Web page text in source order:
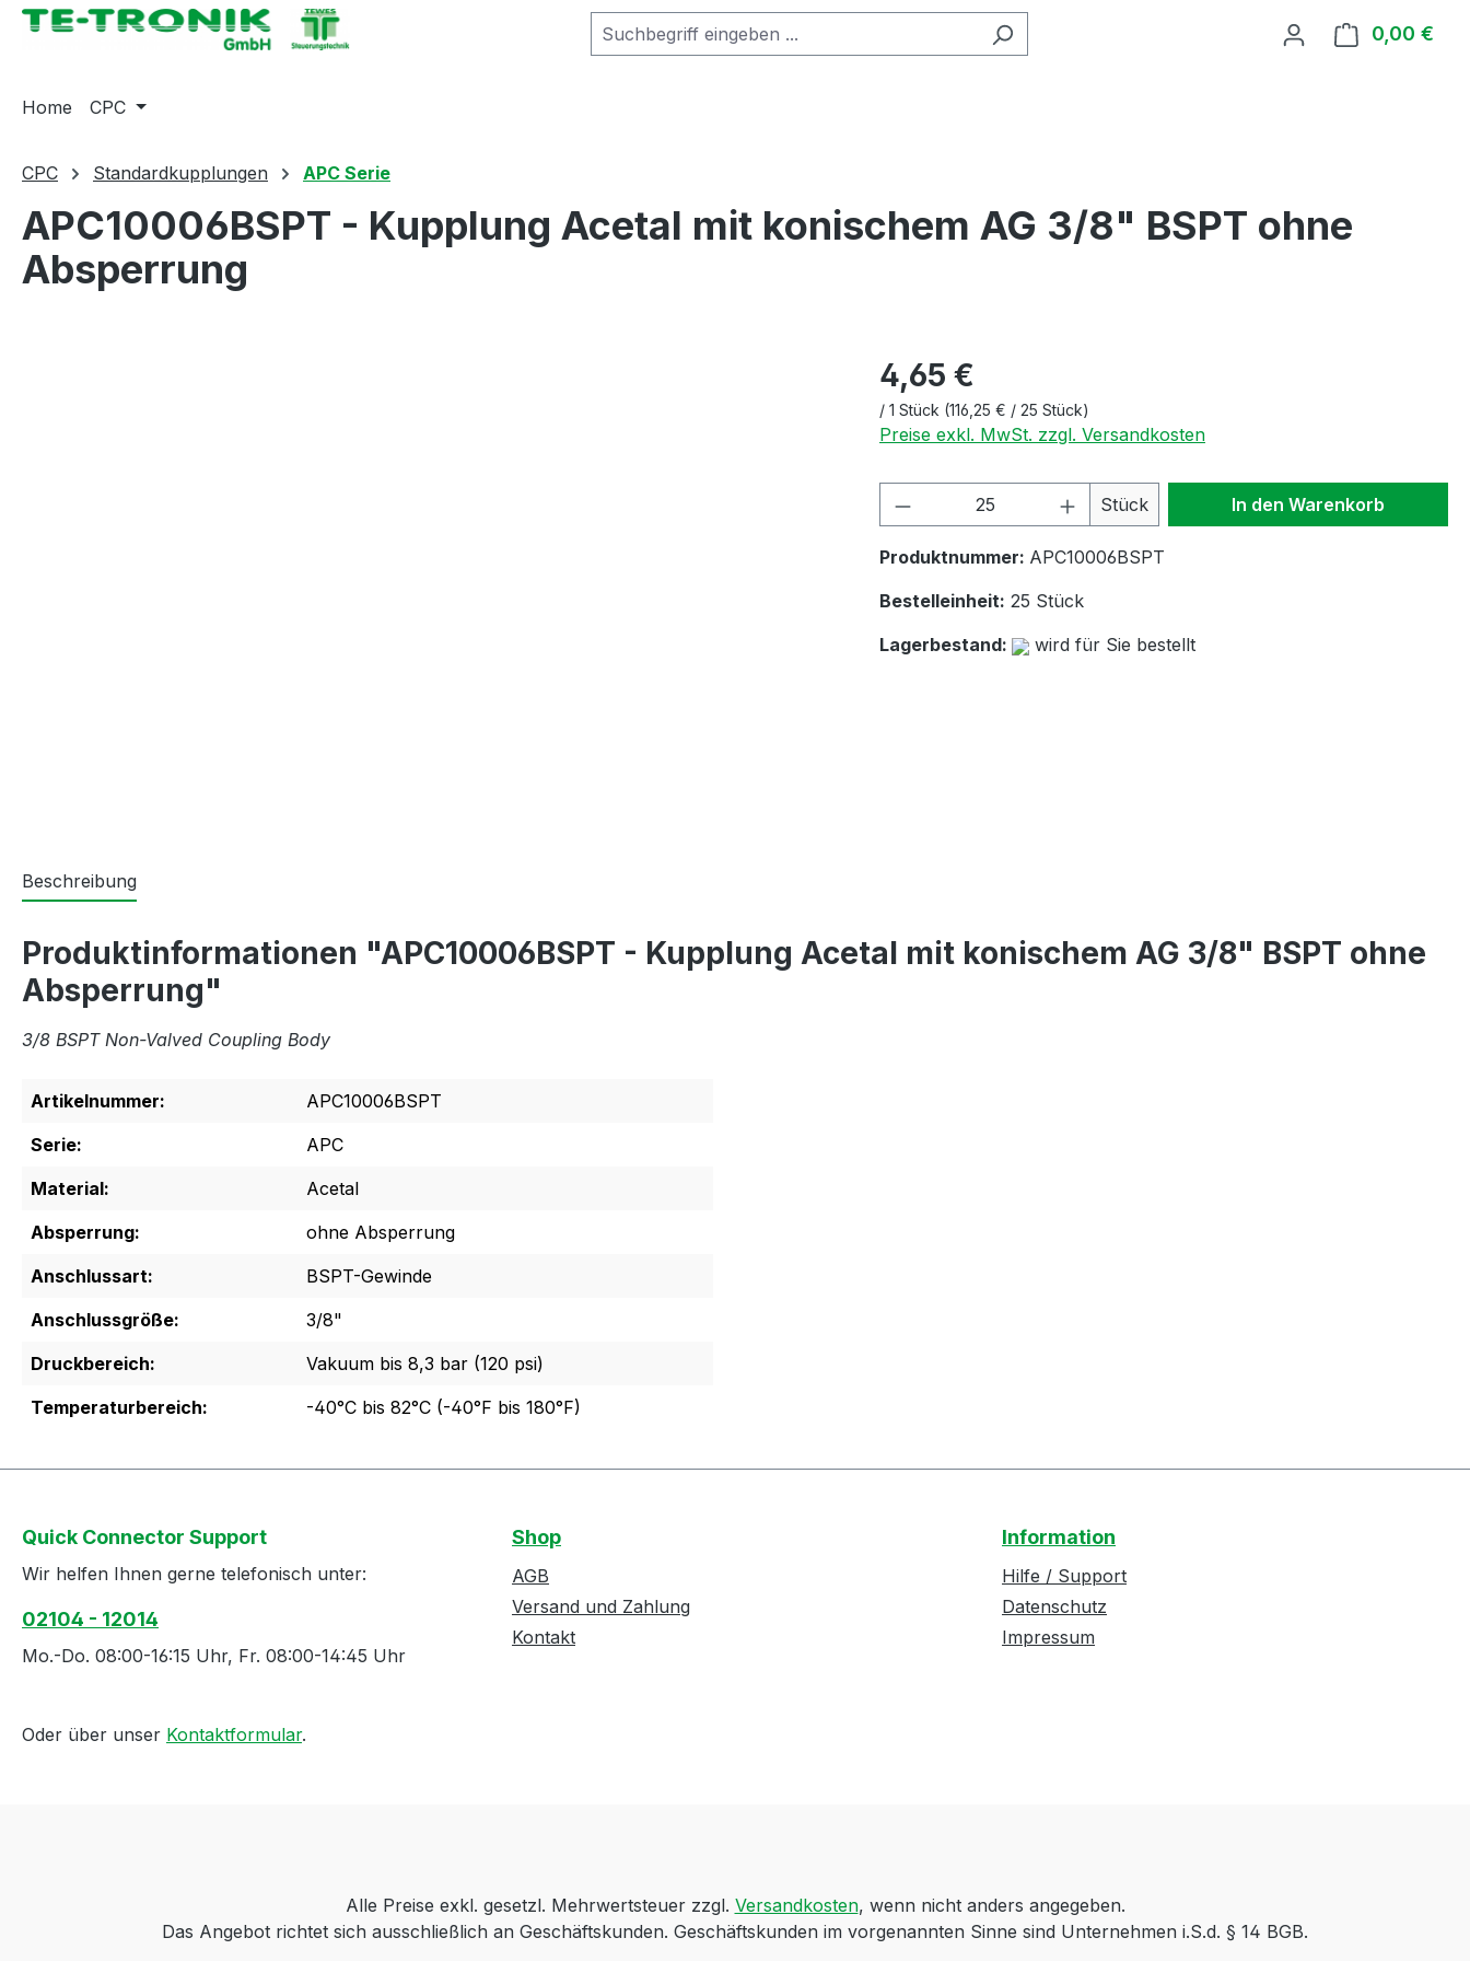
Zur Hauptnavigation springen 0,00 €
Home CPC
CPC Standardkupplungen APC Serie
APC10006BSPT - Kupplung Acetal mit konischem AG 3/8" BSPT ohne
Absperrung
4,65 €
/ 1 Stück (116,25 € / 25 Stück)
Preise exkl. MwSt. zzgl. Versandkosten
Produkt Anzahl: Gib den gewünschten Wert
Stück In den Warenkorb
Produktnummer: APC10006BSPT
Bestelleinheit: 25 Stück
Lagerbestand:
wird für Sie bestellt
Beschreibung
Produktinformationen "APC10006BSPT - Kupplung Acetal mit konischem AG 3/8" BSPT ohne
Absperrung"
3/8 BSPT Non-Valved Coupling Body
Artikelnummer:
APC10006BSPT
Serie:
APC
Material:
Acetal
Absperrung:
ohne Absperrung
Anschlussart:
BSPT-Gewinde
Anschlussgröße:
3/8"
Druckbereich:
Vakuum bis 8,3 bar (120 psi)
Temperaturbereich:
-40°C bis 82°C (-40°F bis 180°F)
Quick Connector Support
Wir helfen Ihnen gerne telefonisch unter:
02104 - 12014
Mo.-Do. 08:00-16:15 Uhr, Fr. 08:00-14:45 Uhr
Oder über unser Kontaktformular.
Shop
AGB
Versand und Zahlung
Kontakt
Information
Hilfe / Support
Datenschutz
Impressum
Alle Preise exkl. gesetzl. Mehrwertsteuer zzgl. Versandkosten, wenn nicht anders angegeben.
Das Angebot richtet sich ausschließlich an Geschäftskunden. Geschäftskunden im vorgenannten Sinne sind Unternehmen i.S.d. § 14 BGB.